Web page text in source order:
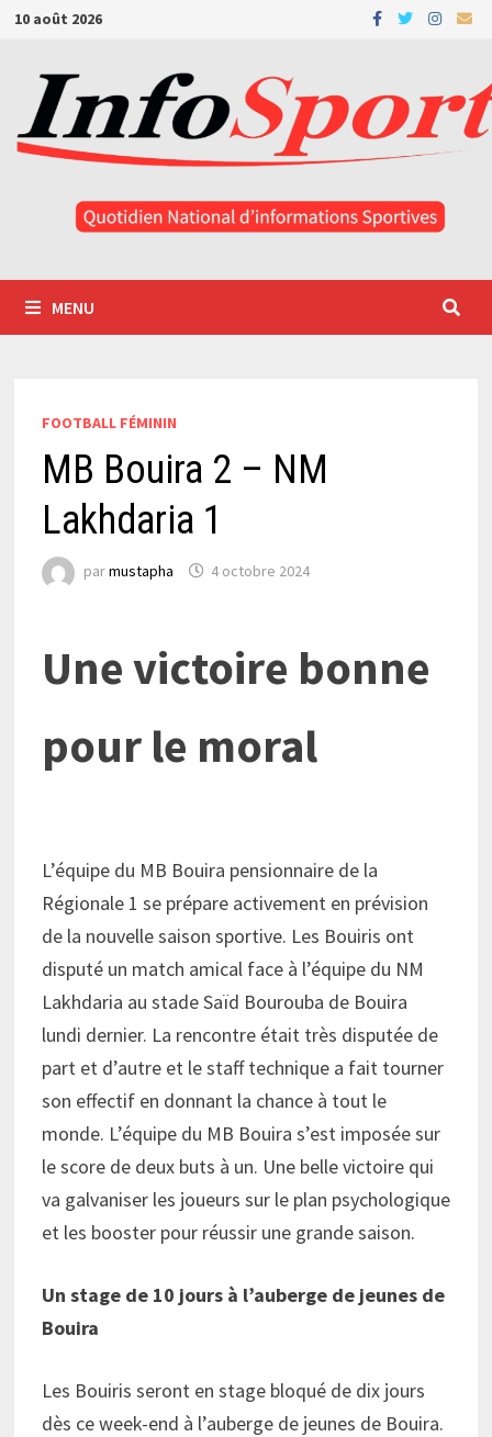
Passer
contenu
10 août 2026
MENU
FOOTBALL FÉMININ
MB Bouira 2 – NM
Lakhdaria 1
parmustapha 4 octobre 2024
Une victoire bonne
pour le moral
L’équipe du MB Bouira pensionnaire de la
Régionale 1 se prépare activement en prévision
de la nouvelle saison sportive. Les Bouiris ont
disputé un match amical face à l’équipe du NM
Lakhdaria au stade Saïd Bourouba de Bouira
lundi dernier. La rencontre était très disputée de
part et d’autre et le staff technique a fait tourner
son effectif en donnant la chance à tout le
monde. L’équipe du MB Bouira s’est imposée sur
le score de deux buts à un. Une belle victoire qui
va galvaniser les joueurs sur le plan psychologique
et les booster pour réussir une grande saison.
Un stage de 10 jours à l’auberge de jeunes de
Bouira
Les Bouiris seront en stage bloqué de dix jours
dès ce week-end à l’auberge de jeunes de Bouira.